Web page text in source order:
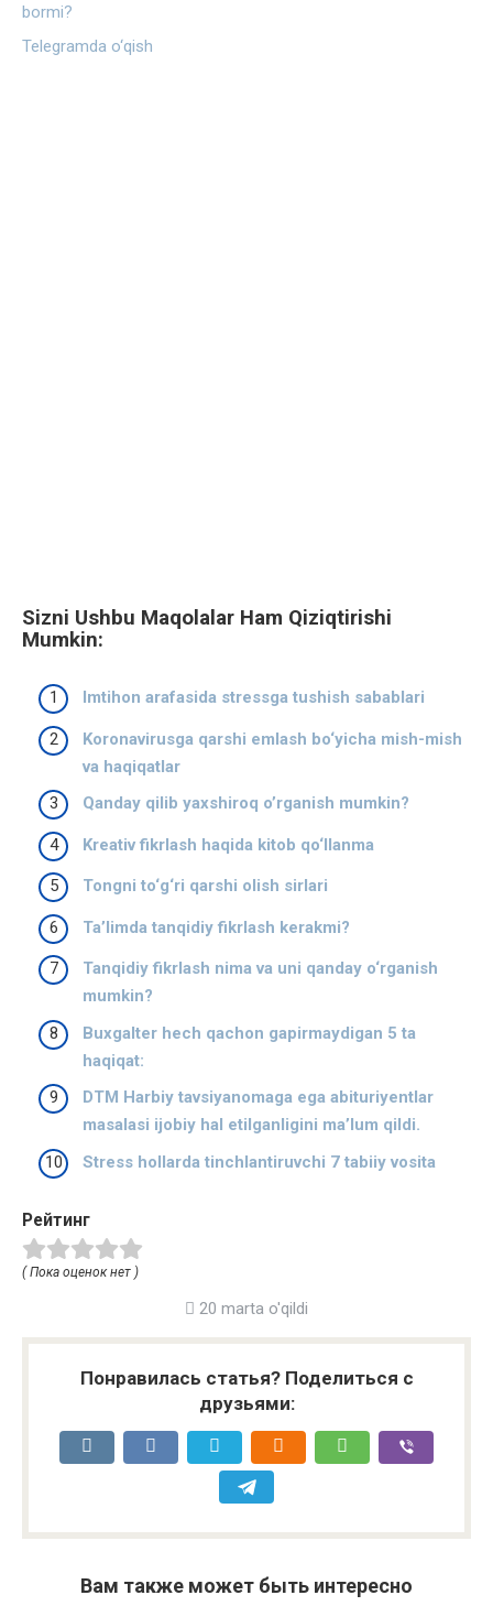
bormi?
Telegramda o‘qish
Sizni Ushbu Maqolalar Ham Qiziqtirishi
Mumkin:
Imtihon arafasida stressga tushish sabablari
Koronavirusga qarshi emlash bo‘yicha mish-mish
va haqiqatlar
Qanday qilib yaxshiroq o’rganish mumkin?
Kreativ fikrlash haqida kitob qo‘llanma
Tongni to‘g‘ri qarshi olish sirlari
Ta’limda tanqidiy fikrlash kerakmi?
Tanqidiy fikrlash nima va uni qanday o‘rganish
mumkin?
Buxgalter hech qachon gapirmaydigan 5 ta
haqiqat:
DTM Harbiy tavsiyanomaga ega abituriyentlar
masalasi ijobiy hal etilganligini ma’lum qildi.
Stress hollarda tinchlantiruvchi 7 tabiiy vosita
Рейтинг
( Пока оценок нет )
20 marta o'qildi
Понравилась статья? Поделиться с
друзьями:
Вам также может быть интересно